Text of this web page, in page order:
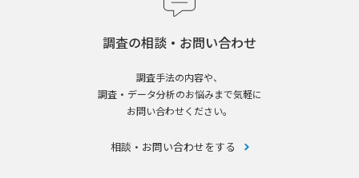
調査の相談・お問い合わせ
調査手法の内容や、
調査・データ分析のお悩みまで気軽に
お問い合わせください。
相談・お問い合わせをする